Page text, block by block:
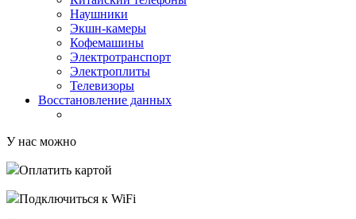
Наушники
Экшн-камеры
Кофемашины
Электротранспорт
Электроплиты
Телевизоры
Восстановление данных
У нас можно
Оплатить картой
Подключиться к WiFi